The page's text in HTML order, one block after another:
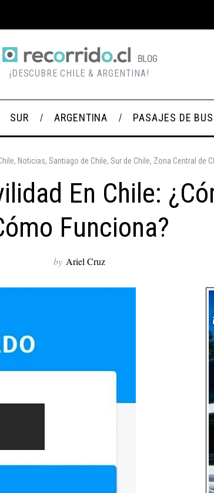
¡DESCUBRE CHILE & ARGENTINA!
SUR ARGENTINA PASAJES DE BUS
, Noticias, Santiago de Chile, Sur de Chile, Zona Central de
En Chile:
Funciona?
by Ariel Cruz